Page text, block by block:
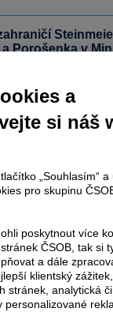
Porošenka v
ukrajinské krizi.
a
si náš
„Souhlasím“
pro skupinu
poskytnout více
ČSOB, tak si
a dále
klientský
stránek, analytická
personalizované